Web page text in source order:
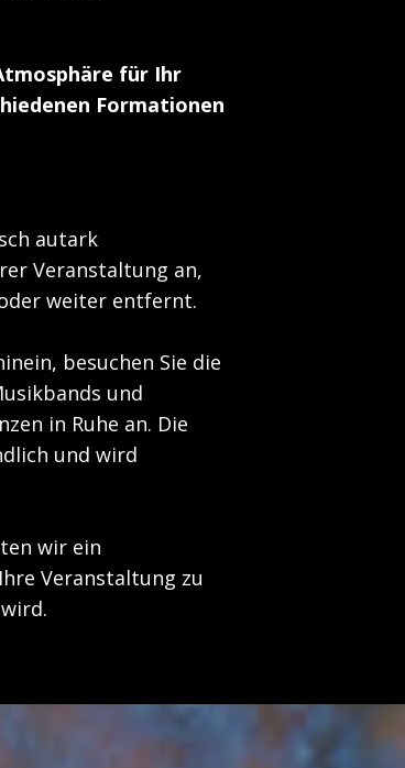
für Ihr
Formationen
autark
Veranstaltung an,
weiter entfernt.
besuchen Sie die
und
in Ruhe an. Die
und wird
wir ein
Veranstaltung zu